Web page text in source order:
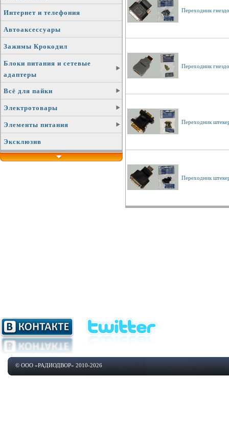
Интернет и телефония
Автоаксессуары
Зажимы Крокодил
Блоки питания и сетевые
адаптеры
Всё для пайки
Электротовары
Элементы питания
Эксклюзив
Переходник
Переходник
Переходник
Переходник
© ООО «РАДИОДВОР» 2010-2026